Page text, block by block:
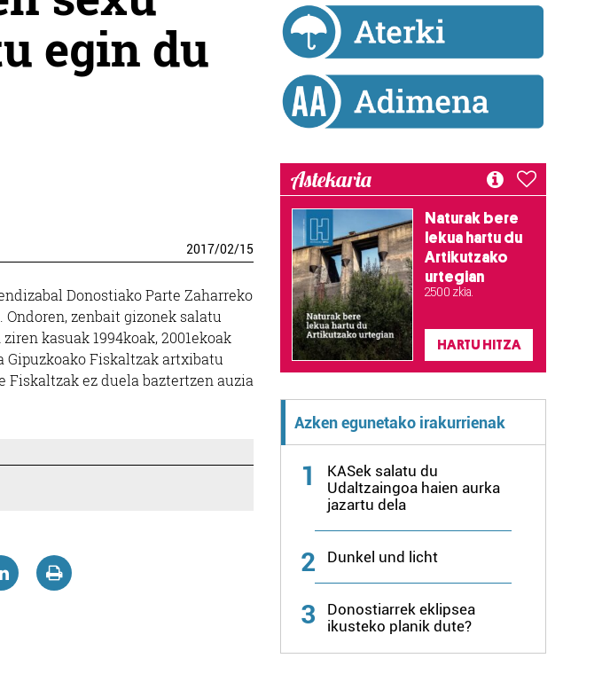
egin du
2017/02/15
Donostiako Parte Zaharreko
zenbait gizonek salatu
kasuak 1994koak, 2001ekoak
Gipuzkoako Fiskaltzak artxibatu
Fiskaltzak ez duela baztertzen auzia
Astekaria
Naturak bere
lekua hartu du
Artikutzako
urtegian
2.500 zkia.
HARTU HITZA
Azken egunetako irakurrienak
1
KASek salatu du
Udaltzaingoa haien aurka
jazartu dela
2 Dunkel und licht
3
Donostiarrek eklipsea
ikusteko planik dute?